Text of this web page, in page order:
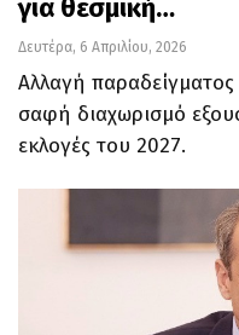
για θεσμική…
Δευτέρα, 6 Απριλίου, 2026
Αλλαγή
σαφή διαχωρισμό
εκλογές του 2027.